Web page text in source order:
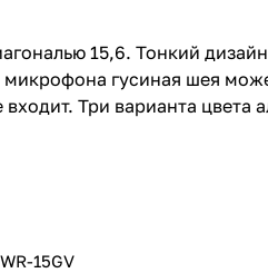
15,6. Тонкий
микрофона гусиная шея
Три варианта
WR-15GV